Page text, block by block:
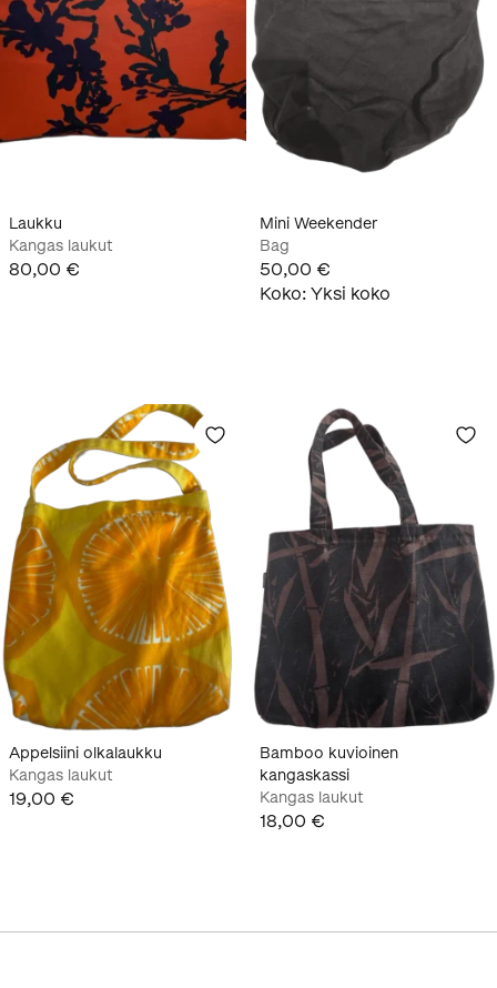
Laukku
Kangas laukut
80,00 €
Mini Weekender
Bag
50,00 €
Koko: Yksi koko
Appelsiini olkalaukku
Kangas laukut
19,00 €
Bamboo kuvioinen
kangaskassi
Kangas laukut
18,00 €